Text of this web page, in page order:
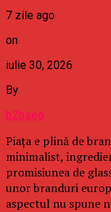
7 zile ago
on
iulie 30, 2026
By
b2bseo
Piața e plină de
minimalist,
promisiunea de
unor branduri
aspectul nu spune